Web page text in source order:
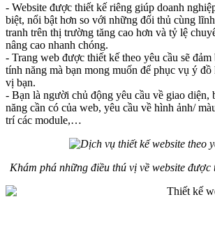
- Website được thiết kế riêng giúp doanh
biệt, nổi bật hơn so với những đối thủ cùng
tranh trên thị trường tăng cao hơn và tỷ lệ
nâng cao nhanh chóng.
- Trang web được thiết kế theo yêu cầu sẽ đảm
tính năng mà bạn mong muốn để phục vụ ý
vị bạn.
- Bạn là người chủ động yêu cầu về giao diện,
năng cần có của web, yêu cầu về hình ảnh/
trí các module,…
Khám phá những điều thú vị về website được